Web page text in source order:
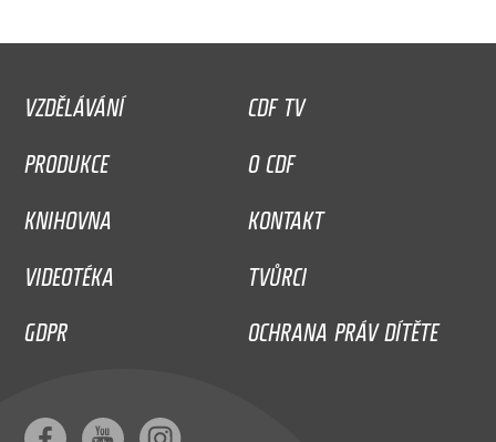
VZDĚLÁVÁNÍ
CDF TV
PRODUKCE
O CDF
KNIHOVNA
KONTAKT
VIDEOTÉKA
TVŮRCI
GDPR
OCHRANA PRÁV DÍTĚTE